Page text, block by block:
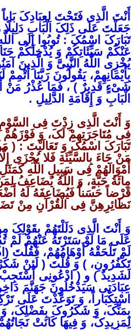
أَنْتَ الَّذِی فَتَحْتَ لِعِبَادِکَ
جَعَلْتَ عَلَى ذَلِکَ الْبَابِ
تَبَارَکَ اسْمُکَ : تُوبُوا إِلَى
عَنْکُمْ سَیِّئَاتِکُمْ وَ یُدْخِلَکُمْ
یُخْزِی اللَّهُ النَّبِیَّ وَ الَّذِینَ
بِأَیْمَانِهِمْ، یَقُولُونَ رَبَّنَا
شَیْ‏ءٍ قَدِیرٌ ) ، فَمَا عُذْرُ مَنْ
الْبَابِ وَ إِقَامَةِ الدَّلِیلِ .
وَ أَنْتَ الَّذِی زِدْتَ فِی
فِی مُتَاجَرَتِهِمْ لَکَ، وَ فَوْزَهُمْ
تَبَارَکَ اسْمُکَ وَ تَعَالَیْتَ : (
مَنْ جَاءَ بِالسَّیِّئَةِ فَلا یُجْزَى
أَمْوَالَهُمْ فِی سَبِیلِ اللَّهِ
مِائَةُ حَبَّةٍ، وَ اللَّهُ یُضَاعِفُ
قَرْضاً حَسَناً فَیُضَاعِفَهُ لَهُ
نَظَائِرِهِنَّ فِی الْقُرْآنِ مِنْ
وَ أَنْتَ الَّذِی دَلَلْتَهُمْ بِقَوْلِکَ
عَلَى مَا لَوْ سَتَرْتَهُ عَنْهُمْ لَمْ
لَمْ تَلْحَقْهُ أَوْهَامُهُمْ، فَقُلْتَ
تَکْفُرُونِ، ) وَ قُلْتَ ( لَئِنْ
لَشَدِیدٌ ) و ( ادْعُونِی
عِبَادَتِی سَیَدْخُلُونَ جَهَنَّمَ
اسْتِکْبَاراً، وَ تَوَعَّدْتَ عَلَى
بِمَنِّکَ، وَ شَکَرُوکَ بِفَضْلِکَ، وَ
لِمَزِیدِکَ، وَ فِیهَا کَانَتْ